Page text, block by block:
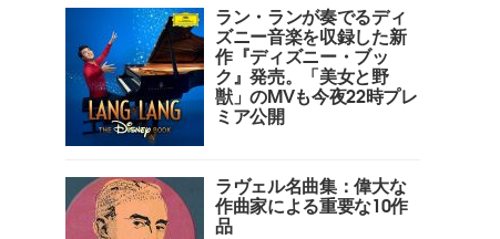
ラン・ランが奏でるディ
ズニー音楽を収録した新
作『ディズニー・ブッ
ク』発売。「美女と野
獣」のMVも今夜22時プレ
ミア公開
ラヴェル名曲集：偉大な
作曲家による重要な10作
品